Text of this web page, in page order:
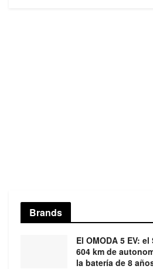
Brands
El OMODA 5 EV:
604 km de
la batería de 8